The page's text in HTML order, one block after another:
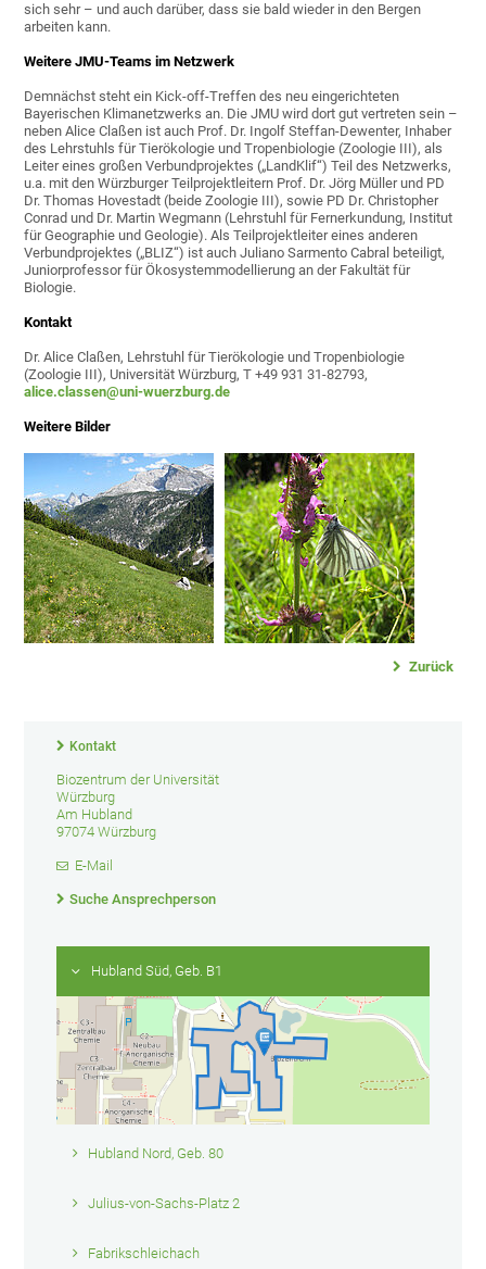
sich sehr – und auch darüber, dass sie bald wieder in den Bergen
arbeiten kann.
Weitere JMU-Teams im Netzwerk
Demnächst steht ein Kick-off-Treffen des neu eingerichteten
Bayerischen Klimanetzwerks an. Die JMU wird dort gut vertreten sein –
neben Alice Claßen ist auch Prof. Dr. Ingolf Steffan-Dewenter, Inhaber
des Lehrstuhls für Tierökologie und Tropenbiologie (Zoologie III), als
Leiter eines großen Verbundprojektes („LandKlif“) Teil des Netzwerks,
u.a. mit den Würzburger Teilprojektleitern Prof. Dr. Jörg Müller und PD
Dr. Thomas Hovestadt (beide Zoologie III), sowie PD Dr. Christopher
Conrad und Dr. Martin Wegmann (Lehrstuhl für Fernerkundung, Institut
für Geographie und Geologie). Als Teilprojektleiter eines anderen
Verbundprojektes („BLIZ“) ist auch Juliano Sarmento Cabral beteiligt,
Juniorprofessor für Ökosystemmodellierung an der Fakultät für
Biologie.
Kontakt
Dr. Alice Claßen, Lehrstuhl für Tierökologie und Tropenbiologie
(Zoologie III), Universität Würzburg, T +49 931 31-82793,
alice.classen@uni-wuerzburg.de
Weitere Bilder
Zurück
Kontakt
Biozentrum der Universität
Würzburg
Am Hubland
97074 Würzburg
E-Mail
Suche Ansprechperson
Hubland Süd, Geb. B1
Hubland Nord, Geb. 80
Julius-von-Sachs-Platz 2
Fabrikschleichach